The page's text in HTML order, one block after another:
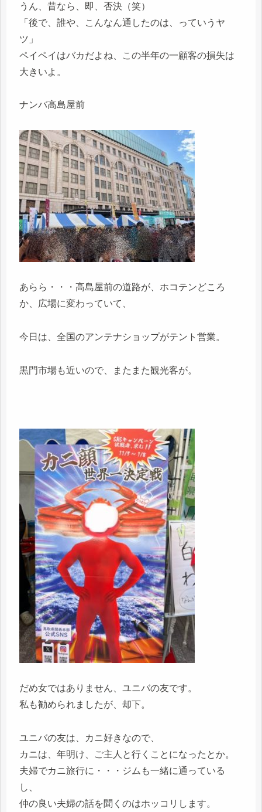
うん、昔なら、即、否決（笑）
「後で、誰や、こんなん通したのは、っていうヤ
ツ」
ペイペイはバカだよね、この半年の一顧客の損失は
大きいよ。
ナンバ高島屋前
あらら・・・高島屋前の道路が、ホコテンどころ
か、広場に変わっていて、
今日は、全国のアンテナショップがテント営業。
黒門市場も近いので、またまた観光客が。
だめ女ではありません、ユニバの友です。
私も勧められましたが、却下。
ユニバの友は、カニ好きなので、
カニは、年明け、ご主人と行くことになったとか。
夫婦でカニ旅行に・・・ジムも一緒に通っている
し、
仲の良い夫婦の話を聞くのはホッコリします。